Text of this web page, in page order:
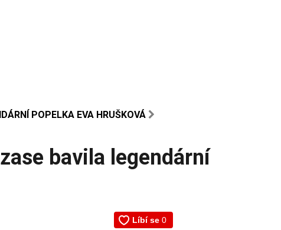
POPELKA EVA HRUŠKOVÁ
bavila legendární